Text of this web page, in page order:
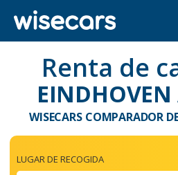
Renta de
EINDHOVEN
WISECARS COMPARADOR
LUGAR DE RECOGIDA